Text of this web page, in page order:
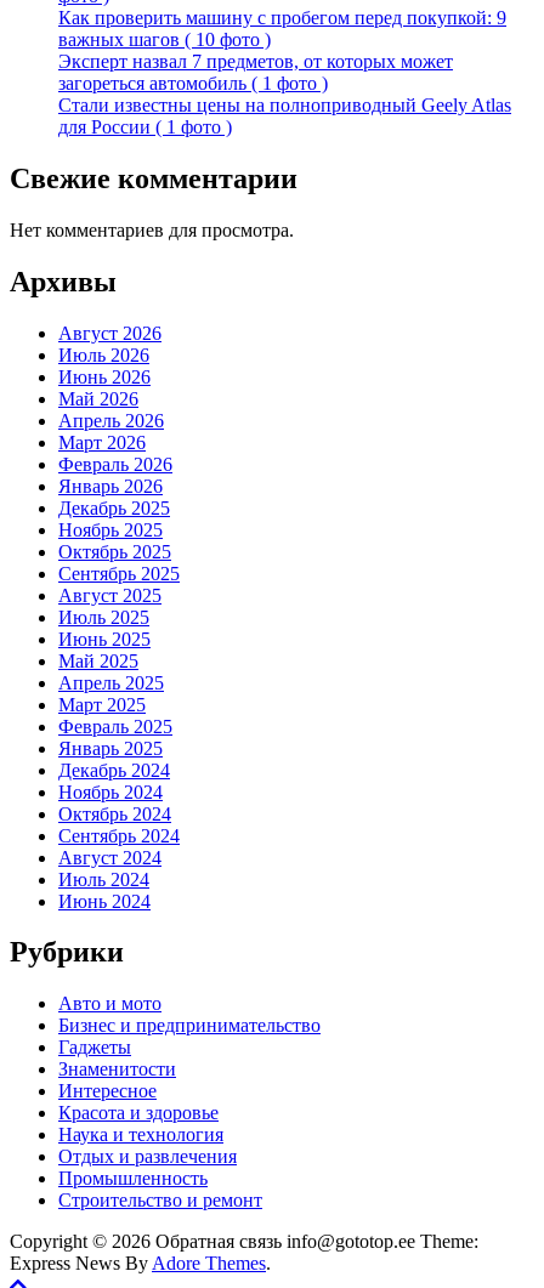
Как проверить машину с пробегом перед покупкой: 9
важных шагов ( 10 фото )
Эксперт назвал 7 предметов, от которых может
загореться автомобиль ( 1 фото )
Стали известны цены на полноприводный Geely Atlas
для России ( 1 фото )
Свежие комментарии
Нет комментариев для просмотра.
Архивы
Август 2026
Июль 2026
Июнь 2026
Май 2026
Апрель 2026
Март 2026
Февраль 2026
Январь 2026
Декабрь 2025
Ноябрь 2025
Октябрь 2025
Сентябрь 2025
Август 2025
Июль 2025
Июнь 2025
Май 2025
Апрель 2025
Март 2025
Февраль 2025
Январь 2025
Декабрь 2024
Ноябрь 2024
Октябрь 2024
Сентябрь 2024
Август 2024
Июль 2024
Июнь 2024
Рубрики
Авто и мото
Бизнес и предпринимательство
Гаджеты
Знаменитости
Интересное
Красота и здоровье
Наука и технология
Отдых и развлечения
Промышленность
Строительство и ремонт
Copyright © 2026 Обратная связь info@gototop.ee Theme:
Express News By Adore Themes.